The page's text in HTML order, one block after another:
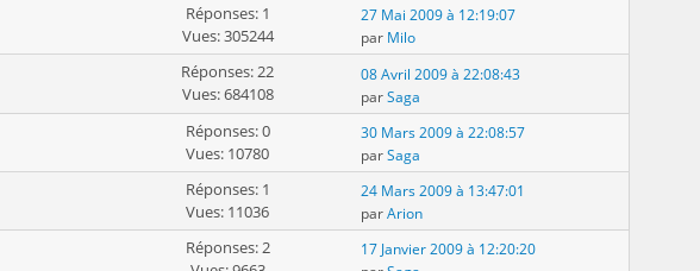
Réponses: 1
Vues: 305244
27 Mai 2009 à 12:19:07
par Milo
Réponses: 22
Vues: 684108
08 Avril 2009 à 22:08:43
parSaga
Réponses: 0
Vues: 10780
30 Mars 2009 à 22:08:57
parSaga
Réponses: 1
Vues: 11036
24 Mars 2009 à 13:47:01
parArion
Réponses: 2
17 Janvier 2009 à 12:20:20